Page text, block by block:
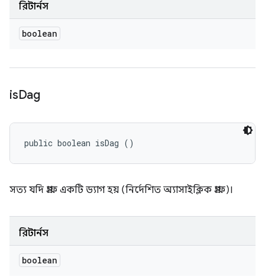
রিটার্নস
boolean
isDag
public boolean isDag ()
সত্য যদি গ্রাফ একটি ড্যাগ হয় (নির্দেশিত অ্যাসাইক্লিক গ্রাফ)।
রিটার্নস
boolean